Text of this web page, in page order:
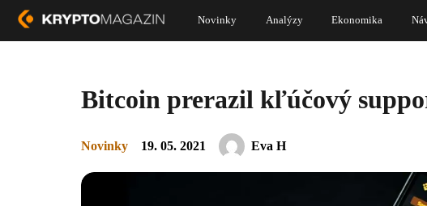
Novinky Analýzy Ekonomika
Bitcoin prerazil kľúčový
Novinky 19. 05. 2021 Eva H